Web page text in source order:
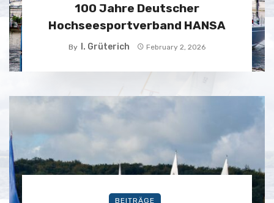
100 Jahre Deutscher
Hochseesportverband HANSA
By I. Grüterich February 2, 2026
BEITRÄGE